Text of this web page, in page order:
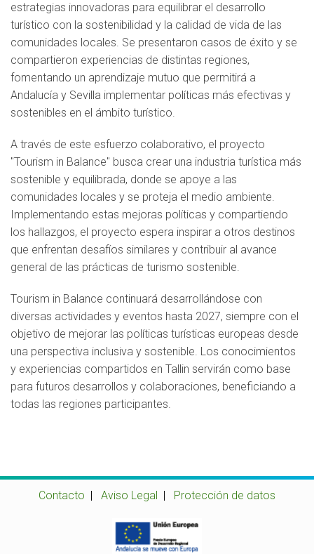
estrategias innovadoras para equilibrar el desarrollo
turístico con la sostenibilidad y la calidad de vida de las
comunidades locales. Se presentaron casos de éxito y se
compartieron experiencias de distintas regiones,
fomentando un aprendizaje mutuo que permitirá a
Andalucía y Sevilla implementar políticas más efectivas y
sostenibles en el ámbito turístico.
A través de este esfuerzo colaborativo, el proyecto
"Tourism in Balance" busca crear una industria turística más
sostenible y equilibrada, donde se apoye a las
comunidades locales y se proteja el medio ambiente.
Implementando estas mejoras políticas y compartiendo
los hallazgos, el proyecto espera inspirar a otros destinos
que enfrentan desafíos similares y contribuir al avance
general de las prácticas de turismo sostenible.
Tourism in Balance continuará desarrollándose con
diversas actividades y eventos hasta 2027, siempre con el
objetivo de mejorar las políticas turísticas europeas desde
una perspectiva inclusiva y sostenible. Los conocimientos
y experiencias compartidos en Tallin servirán como base
para futuros desarrollos y colaboraciones, beneficiando a
todas las regiones participantes.
Contacto Aviso Legal Protección de datos